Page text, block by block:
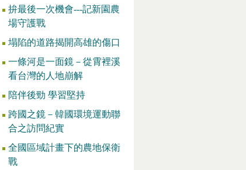
拚最後一次機會---記新園農
場守護戰
塌陷的道路揭開高雄的傷口
一條河是一面鏡－從霄裡溪
看台灣的人地崩解
陪伴後勁 學習堅持
跨國之鏡－韓國環境運動聯
合之訪問紀實
全國區域計畫下的農地保衛
戰